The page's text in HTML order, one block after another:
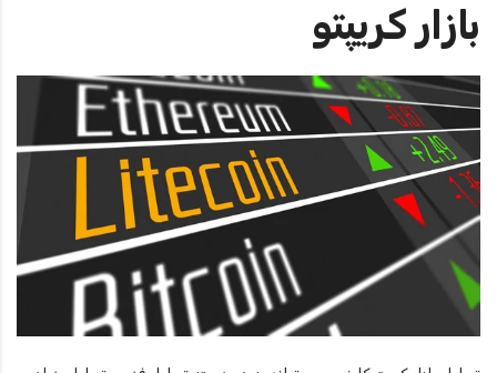
بازار کریپتو